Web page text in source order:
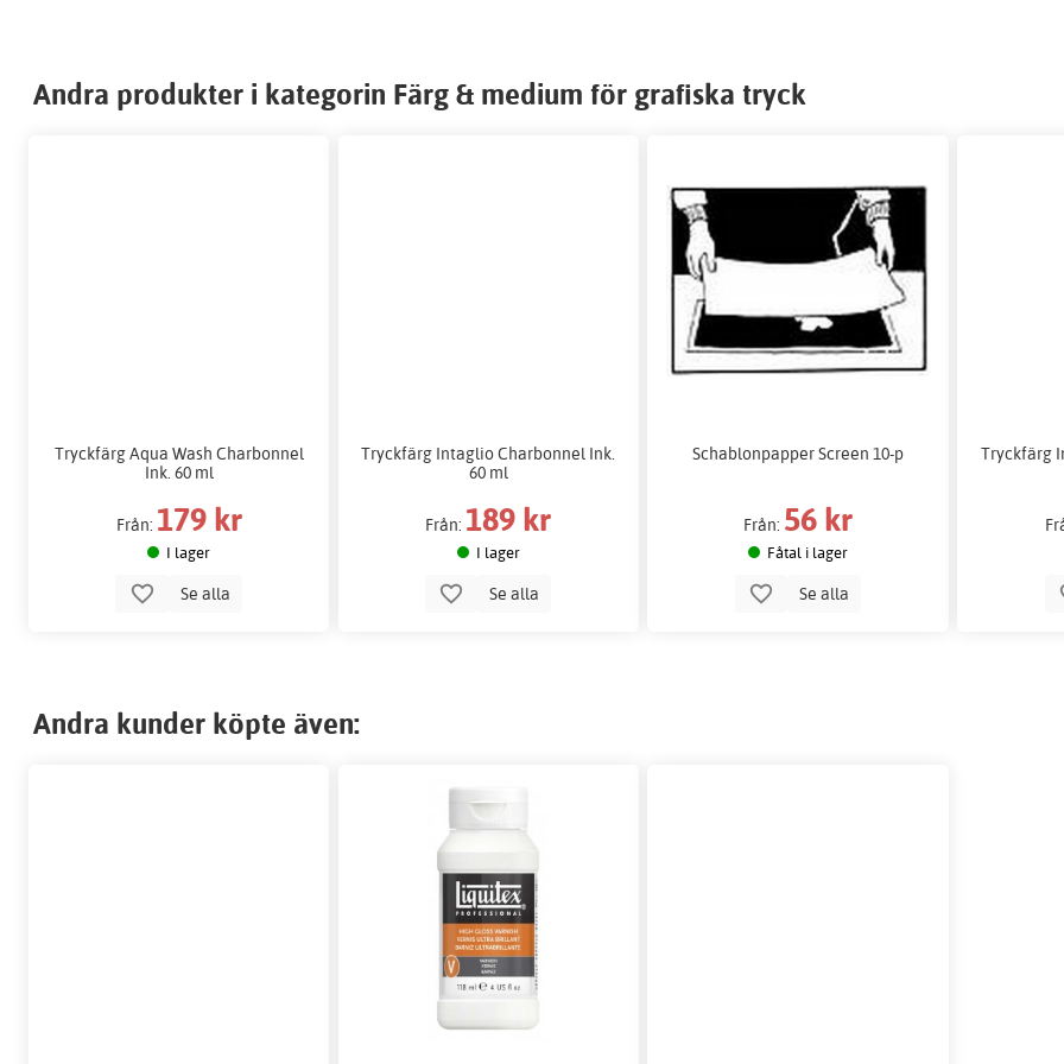
Andra produkter i kategorin Färg & medium för grafiska tryck
Tryckfärg Aqua Wash Charbonnel
Ink. 60 ml
Från: 179 kr
I lager
Se alla
Tryckfärg Intaglio Charbonnel Ink.
60 ml
Från: 189 kr
I lager
Se alla
Schablonpapper Screen 10-p
Från: 56 kr
Fåtal i lager
Se alla
Tryckfärg
Andra kunder köpte även: